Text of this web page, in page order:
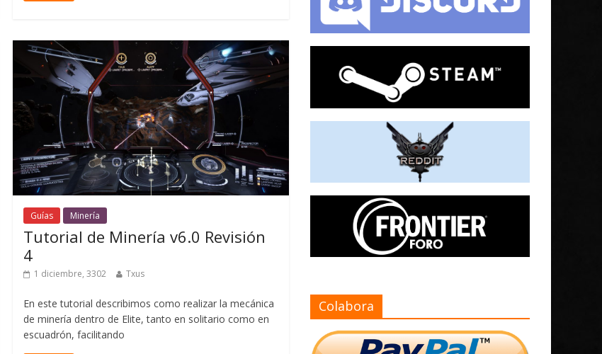
Guías Minería
Tutorial de Minería v6.0 Revisión
4
1 diciembre, 3302 Txus
En este tutorial describimos como realizar la mecánica
de minería dentro de Elite, tanto en solitario como en
escuadrón, facilitando
Colabora